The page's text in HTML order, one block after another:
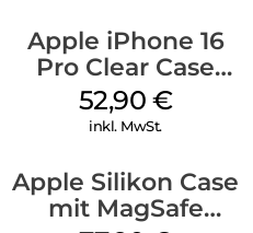
Apple iPhone 16
Pro Clear Case
MagSafe
Transparent
52,90 €
inkl. MwSt.
Apple Silikon Case
mit MagSafe